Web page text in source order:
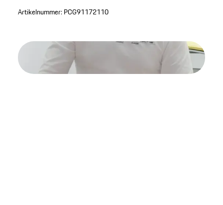
Artikelnummer: PCG91172110